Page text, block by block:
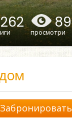
262
просмотри
Забронировать